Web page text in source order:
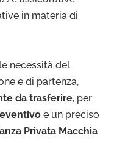
in materia di
necessità del
e di partenza,
da trasferire, per
e un preciso
Privata Macchia